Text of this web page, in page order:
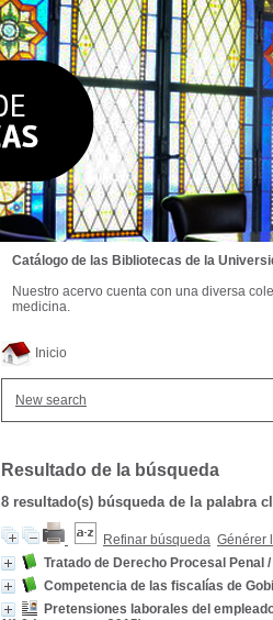
Inicio
New search
Resultado de la búsqueda
8 resultado(s) búsqueda de la palabra
Refinar búsqueda Générer
Tratado de Derecho Procesal Penal /
Competencia de las fiscalías de
Pretensiones laborales del
Catálogo de las Bibliotecas de la
Nuestro acervo cuenta con una diversa
medicina.